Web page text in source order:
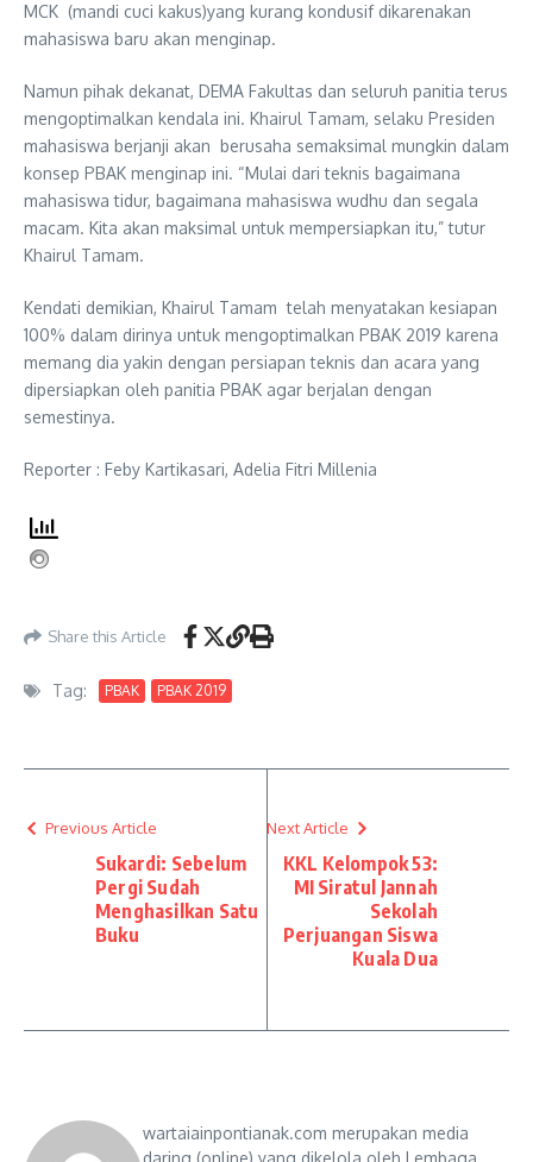
MCK (mandi cuci kakus)yang kurang kondusif dikarenakan
mahasiswa baru akan menginap.
Namun pihak dekanat, DEMA Fakultas dan seluruh panitia terus
mengoptimalkan kendala ini. Khairul Tamam, selaku Presiden
mahasiswa berjanji akan berusaha semaksimal mungkin dalam
konsep PBAK menginap ini. “Mulai dari teknis bagaimana
mahasiswa tidur, bagaimana mahasiswa wudhu dan segala
macam. Kita akan maksimal untuk mempersiapkan itu,” tutur
Khairul Tamam.
Kendati demikian, Khairul Tamam telah menyatakan kesiapan
100% dalam dirinya untuk mengoptimalkan PBAK 2019 karena
memang dia yakin dengan persiapan teknis dan acara yang
dipersiapkan oleh panitia PBAK agar berjalan dengan
semestinya.
Reporter : Feby Kartikasari, Adelia Fitri Millenia
Share this Article
Tag: PBAK PBAK 2019
Previous Article
Sukardi: Sebelum
Pergi Sudah
Menghasilkan Satu
Buku
Next Article
KKL Kelompok 53:
MI Siratul Jannah
Sekolah
Perjuangan Siswa
Kuala Dua
wartaiainpontianak.com merupakan media
daring (online) yang dikelola oleh Lembaga